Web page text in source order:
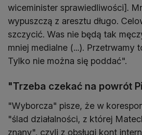
wiceminister sprawiedliwości].
wypuszczą z aresztu długo.
szczycić. Was nie będą tak
mniej medialne (...). Przetrwamy
Tylko nie można się poddać".
"Trzeba czekać na powrót
"Wyborcza" pisze, że w
"ślad działalności, z której
znany", czyli z obsługi kont